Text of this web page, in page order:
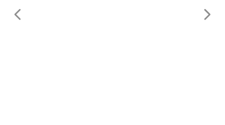
Предыдущий